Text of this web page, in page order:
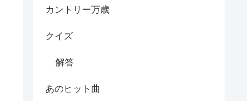
カントリー万歳
クイズ
解答
あのヒット曲